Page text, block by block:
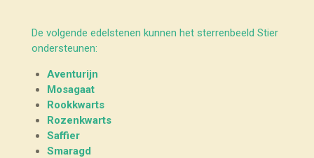
De volgende edelstenen kunnen het sterrenbeeld Stier
ondersteunen:
Aventurijn
Mosagaat
Rookkwarts
Rozenkwarts
Saffier
Smaragd